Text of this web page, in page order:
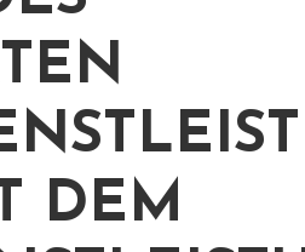
DEM